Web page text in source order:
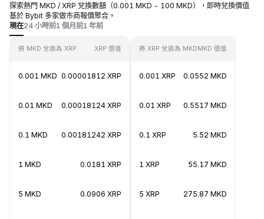
探索熱門 MKD / XRP 兌換數額（0.001 MKD - 100 MKD），即時兌換價值
基於 Bybit 多家做市商報價聚合。
現在24 小時前1 個月前1 年前
將 MKD 兌換為 XRP XRP 價值
0.001 MKD 0.00001812 XRP
0.01 MKD 0.00018124 XRP
0.1 MKD 0.00181242 XRP
1 MKD 0.0181 XRP
5 MKD 0.0906 XRP
將 XRP 兌換為 MKDMKD 價值
0.001 XRP 0.0552 MKD
0.01 XRP 0.5517 MKD
0.1 XRP 5.52 MKD
1 XRP 55.17 MKD
5 XRP 275.87 MKD